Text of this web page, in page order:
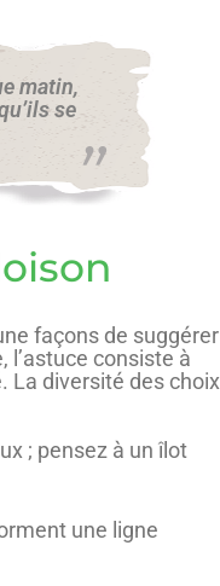
matin,
se
façons de suggérer
consiste à
La diversité des choix
; pensez à un îlot
une ligne